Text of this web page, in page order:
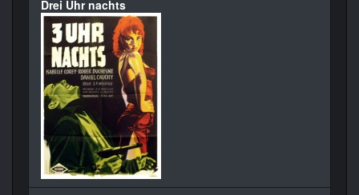
Drei Uhr nachts